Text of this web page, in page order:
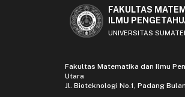
FAKULTAS
ILMU
UNIVERSITAS
Fakultas Matematika dan Ilmu
Utara
Jl. Bioteknologi No.1, Padang